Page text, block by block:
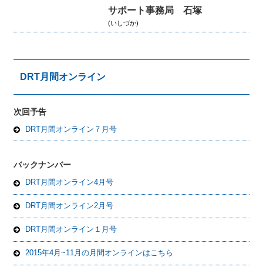
サポート事務局 石塚
(いしづか)
DRT月間オンライン
次回予告
DRT月間オンライン７月号
バックナンバー
DRT月間オンライン4月号
DRT月間オンライン2月号
DRT月間オンライン１月号
2015年4月~11月の月間オンラインはこちら